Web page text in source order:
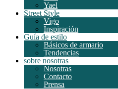
Yael
Street Style
Vigo
Inspiración
Guía de estilo
Básicos de armario
Tendencias
sobre nosotras
Nosotras
Contacto
Prensa